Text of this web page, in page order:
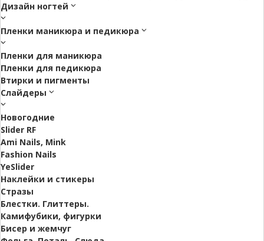
Дизайн ногтей
Пленки маникюра и педикюра
Пленки для маникюра
Пленки для педикюра
Втирки и пигменты
Слайдеры
Новогодние
Slider RF
Ami Nails, Mink
Fashion Nails
YeSlider
Наклейки и стикеры
Стразы
Блестки. Глиттеры.
Камифубики, фигурки
Бисер и жемчуг